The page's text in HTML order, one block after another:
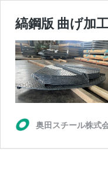
縞鋼版 曲げ加
奥田スチール株式